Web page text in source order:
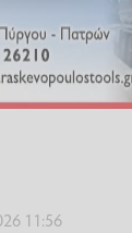
11:56